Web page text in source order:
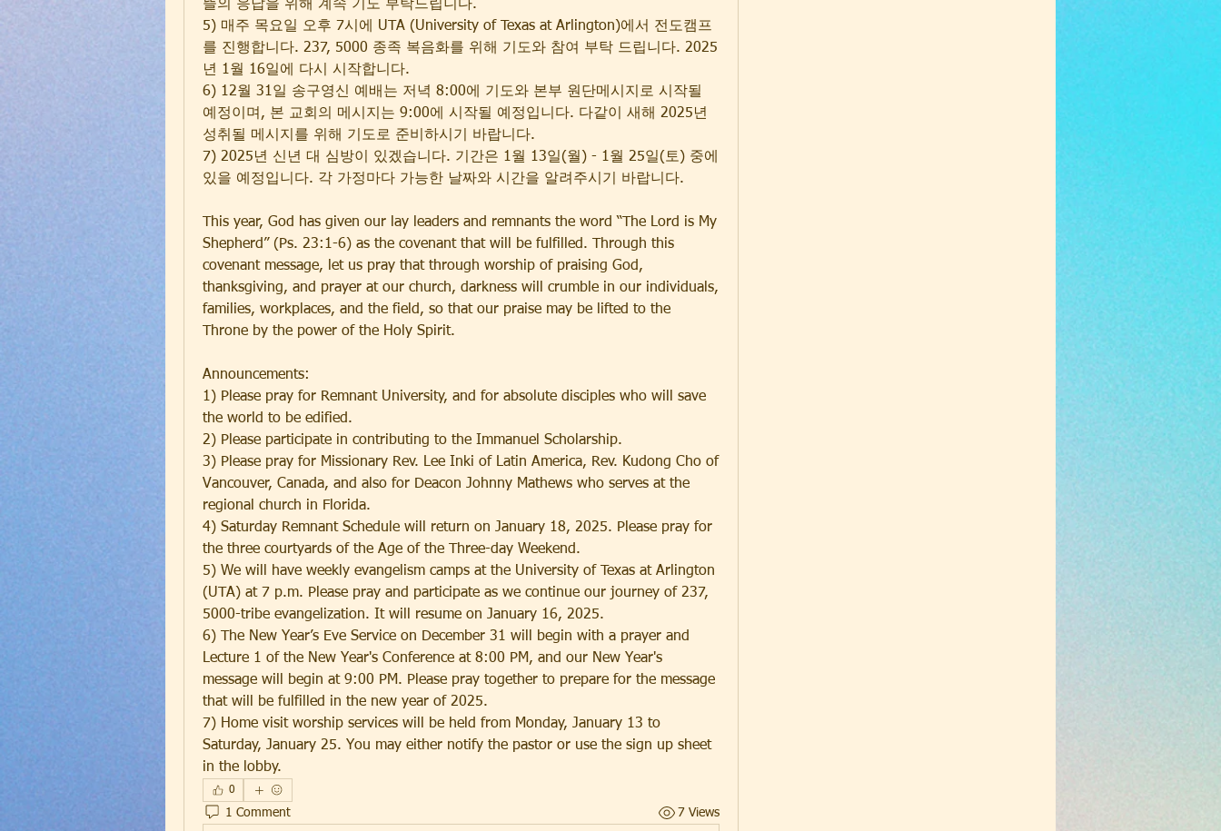
뜰의 응답을 위해 계속 기도 부탁드립니다.
5) 매주 목요일 오후 7시에 UTA (University of Texas at Arlington)에서 전도캠프
를 진행합니다. 237, 5000 종족 복음화를 위해 기도와 참여 부탁 드립니다. 2025
년 1월 16일에 다시 시작합니다.
6) 12월 31일 송구영신 예배는 저녁 8:00에 기도와 본부 원단메시지로 시작될
예정이며, 본 교회의 메시지는 9:00에 시작될 예정입니다. 다같이 새해 2025년
성취될 메시지를 위해 기도로 준비하시기 바랍니다.
7) 2025년 신년 대 심방이 있겠습니다. 기간은 1월 13일(월) - 1월 25일(토) 중에
있을 예정입니다. 각 가정마다 가능한 날짜와 시간을 알려주시기 바랍니다.
This year, God has given our lay leaders and remnants the word “The Lord is My
Shepherd” (Ps. 23:1-6) as the covenant that will be fulfilled. Through this
covenant message, let us pray that through worship of praising God,
thanksgiving, and prayer at our church, darkness will crumble in our individuals,
families, workplaces, and the field, so that our praise may be lifted to the
Throne by the power of the Holy Spirit.
Announcements:
1) Please pray for Remnant University, and for absolute disciples who will save
the world to be edified.
2) Please participate in contributing to the Immanuel Scholarship.
3) Please pray for Missionary Rev. Lee Inki of Latin America, Rev. Kudong Cho of
Vancouver, Canada, and also for Deacon Johnny Mathews who serves at the
regional church in Florida.
4) Saturday Remnant Schedule will return on January 18, 2025. Please pray for
the three courtyards of the Age of the Three-day Weekend.
5) We will have weekly evangelism camps at the University of Texas at Arlington
(UTA) at 7 p.m. Please pray and participate as we continue our journey of 237,
5000-tribe evangelization. It will resume on January 16, 2025.
6) The New Year’s Eve Service on December 31 will begin with a prayer and
Lecture 1 of the New Year's Conference at 8:00 PM, and our New Year's
message will begin at 9:00 PM. Please pray together to prepare for the message
that will be fulfilled in the new year of 2025.
7) Home visit worship services will be held from Monday, January 13 to
Saturday, January 25. You may either notify the pastor or use the sign up sheet
in the lobby.
0
1 Comment 7 Views